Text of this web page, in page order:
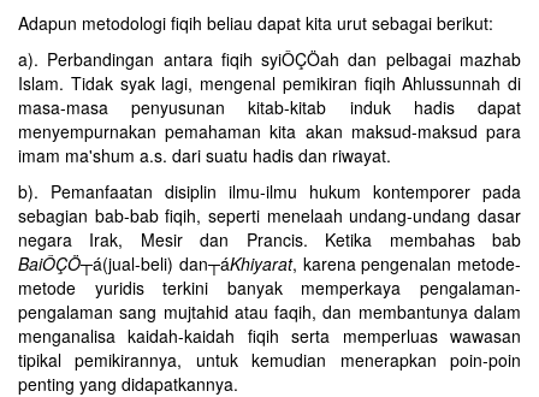
Adapun metodologi fiqih beliau dapat kita urut sebagai berikut:
a). Perbandingan antara fiqih syiÔÇÖah dan pelbagai mazhab
Islam. Tidak syak lagi, mengenal pemikiran fiqih Ahlussunnah di
masa-masa penyusunan kitab-kitab induk hadis dapat
menyempurnakan pemahaman kita akan maksud-maksud para
imam ma'shum a.s. dari suatu hadis dan riwayat.
b). Pemanfaatan disiplin ilmu-ilmu hukum kontemporer pada
sebagian bab-bab fiqih, seperti menelaah undang-undang dasar
negara Irak, Mesir dan Prancis. Ketika membahas bab
BaiÔÇÖ┬á(jual-beli) dan┬áKhiyarat, karena pengenalan metode-
metode yuridis terkini banyak memperkaya pengalaman-
pengalaman sang mujtahid atau faqih, dan membantunya dalam
menganalisa kaidah-kaidah fiqih serta memperluas wawasan
tipikal pemikirannya, untuk kemudian menerapkan poin-poin
penting yang didapatkannya.